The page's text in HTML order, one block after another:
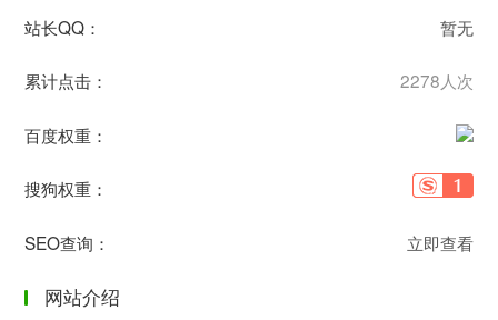
站长QQ： 暂无
累计点击： 2278人次
百度权重：
搜狗权重：
SEO查询： 立即查看
网站介绍